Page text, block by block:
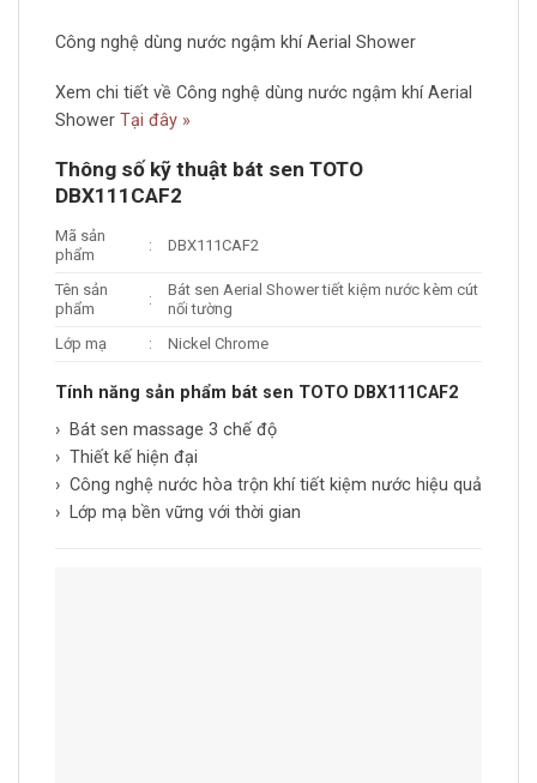
Công nghệ dùng nước ngậm khí Aerial Shower
Xem chi tiết về Công nghệ dùng nước ngậm khí Aerial
Shower Tại đây »
Thông số kỹ thuật bát sen TOTO
DBX111CAF2
Mã sản
phẩm
: DBX111CAF2
Tên sản
phẩm
:
Bát sen Aerial Shower tiết kiệm nước kèm cút
nối tường
Lớp mạ
: Nickel Chrome
Tính năng sản phẩm bát sen TOTO DBX111CAF2
› Bát sen massage 3 chế độ
› Thiết kế hiện đại
› Công nghệ nước hòa trộn khí tiết kiệm nước hiệu quả
› Lớp mạ bền vững với thời gian